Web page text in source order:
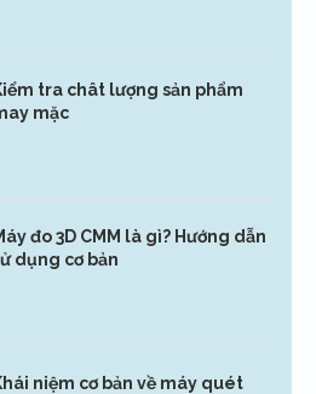
tra chât lượng sản phẩm
mặc
đo 3D CMM là gì? Hướng dẫn
dụng cơ bản
niệm cơ bản về máy quét